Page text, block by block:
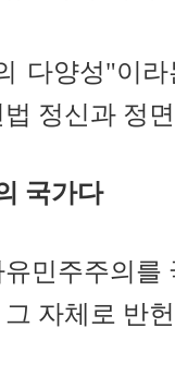
다양성"이
정신과 정
국가다
민주주의를
자체로 반